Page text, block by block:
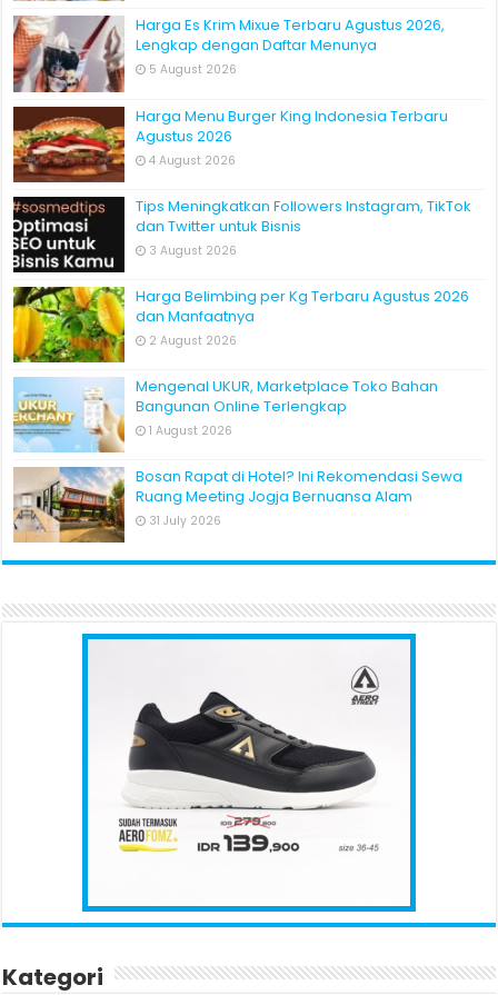
Harga Es Krim Mixue Terbaru Agustus 2026,
Lengkap dengan Daftar Menunya
5 August 2026
Harga Menu Burger King Indonesia Terbaru
Agustus 2026
4 August 2026
Tips Meningkatkan Followers Instagram, TikTok
dan Twitter untuk Bisnis
3 August 2026
Harga Belimbing per Kg Terbaru Agustus 2026
dan Manfaatnya
2 August 2026
Mengenal UKUR, Marketplace Toko Bahan
Bangunan Online Terlengkap
1 August 2026
Bosan Rapat di Hotel? Ini Rekomendasi Sewa
Ruang Meeting Jogja Bernuansa Alam
31 July 2026
Kategori